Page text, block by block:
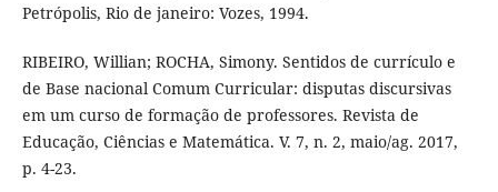
Petrópolis, Rio de janeiro: Vozes, 1994.
RIBEIRO, Willian; ROCHA, Simony. Sentidos de currículo e
de Base nacional Comum Curricular: disputas discursivas
em um curso de formação de professores. Revista de
Educação, Ciências e Matemática. V. 7, n. 2, maio/ag. 2017,
p. 4-23.